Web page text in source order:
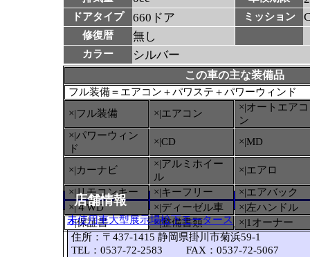
ドアタイプ 660ドア ミッション
修復暦 無し
カラー シルバー
この車の主な装備品
フル装備＝エアコン＋パワステ＋パワーウィンド
×|フル装備
×|エアコン
×|オートエアコ
ン
×|パワーウィン
ド
×|CD ×|MD
×|カーナビ
×|アルミホイー
ル
×|エアロ
×|リモコンキー
×|キーフリー
×|エアバック
×|４WD
×|ディーゼル車
×|左ハンドル
○|保証書 ×|整備書類 ×|1オーナー
店舗情報
未使用車大型展示場松下モータース
住所：〒437-1415 静岡県掛川市菊浜59-1
TEL：0537-72-2583 FAX：0537-72-5067